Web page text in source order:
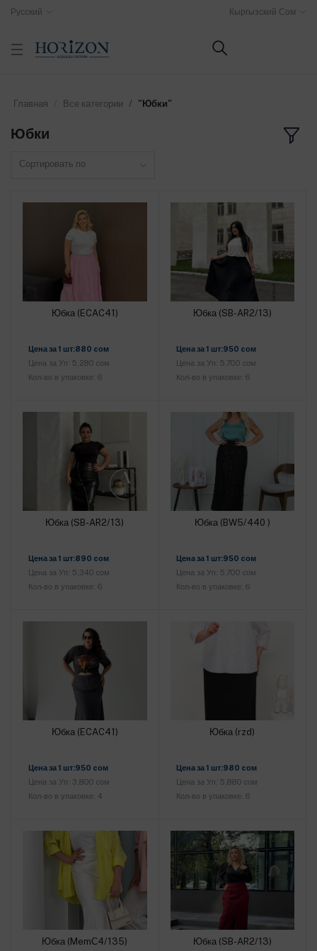
Русский Кыргызский Сом
Главная Все категории "Юбки"
Юбки
Сортировать по
Юбка (ECAC41)
Цена за 1 шт:880 cом
Цена за Уп: 5,280 cом
Кол-во в упаковке: 6
Юбка (SB-AR2/13)
Цена за 1 шт:950 cом
Цена за Уп: 5,700 cом
Кол-во в упаковке: 6
Юбка (SB-AR2/13)
Цена за 1 шт:890 cом
Цена за Уп: 5,340 cом
Кол-во в упаковке: 6
Юбка (BW5/440 )
Цена за 1 шт:950 cом
Цена за Уп: 5,700 cом
Кол-во в упаковке: 6
Юбка (ECAC41)
Цена за 1 шт:950 cом
Цена за Уп: 3,800 cом
Кол-во в упаковке: 4
Юбка (rzd)
Цена за 1 шт:980 cом
Цена за Уп: 5,880 cом
Кол-во в упаковке: 6
Юбка (MemС4/135) Юбка (SB-AR2/13)